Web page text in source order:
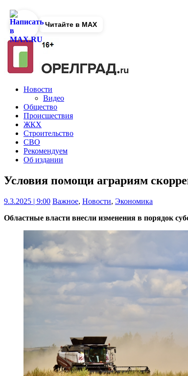
Новости
Видео
Общество
Происшествия
ЖКХ
Строительство
СВО
Рекомендуем
Об издании
Условия помощи аграриям
9.3.2025 | 9:00 Важное, Новости, Экономика
Областные власти внесли изменения в порядок
Читайте в MAX